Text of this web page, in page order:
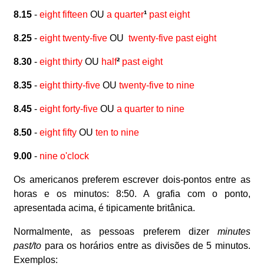
8.15 - eight fifteen OUa quarter¹ past eight
8.25-eight twenty-five OU twenty-five past eight
8.30 -eight thirtyOU half² past eight
8.35 - eight thirty-fiveOUtwenty-five to nine
8.45-eight forty-five OUa quarter to nine
8.50 -eight fifty OUten to nine
9.00 - nine o'clock
Os americanos preferem escrever dois-pontos entre as
horas e os minutos: 8:50. A grafia com o ponto,
apresentada acima, é tipicamente britânica.
Normalmente, as pessoas preferem dizer minutes
past/to para os horários entre as divisões de 5 minutos.
Exemplos: